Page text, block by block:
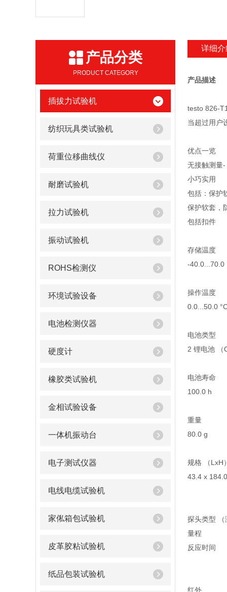
产品分类
PRODUCT CATEGORY
插拔力试验机
纺织玩具类试验机
荷重位移曲线仪
耐磨试验机
拉力试验机
振动试验机
ROHS检测仪
环境试验设备
电池检测仪器
硬度计
橡胶类试验机
金相试验设备
一体机振动台
电子测试仪器
电线电缆试验机
家俬箱包试验机
皮革胶粘试验机
纸品包装试验机
详细介
产品描述
testo 826-
当超过用户
优点一览
无接触测量
小巧实用
包括：保护
保护软套，
包括扣件
存储温度
-40.0...70.0
操作温度
0.0...50.0
电池类型
2 锂电池 （
电池寿命
100.0 h
重量
80.0 g
规格 （LxH
43.4 x
探头类型 （
量程
反应时间
红外